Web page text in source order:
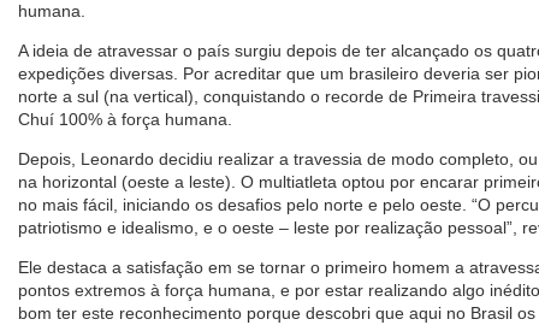
humana.
A ideia de atravessar o país surgiu depois de ter alcançado os
expedições diversas. Por acreditar que um brasileiro deveria ser
norte a sul (na vertical), conquistando o recorde de Primeira
Chuí 100% à força humana.
Depois, Leonardo decidiu realizar a travessia de modo completo,
na horizontal (oeste a leste). O multiatleta optou por encarar
no mais fácil, iniciando os desafios pelo norte e pelo oeste. “O
patriotismo e idealismo, e o oeste – leste por realização pessoal”,
Ele destaca a satisfação em se tornar o primeiro homem a
pontos extremos à força humana, e por estar realizando algo
bom ter este reconhecimento porque descobri que aqui no Brasil